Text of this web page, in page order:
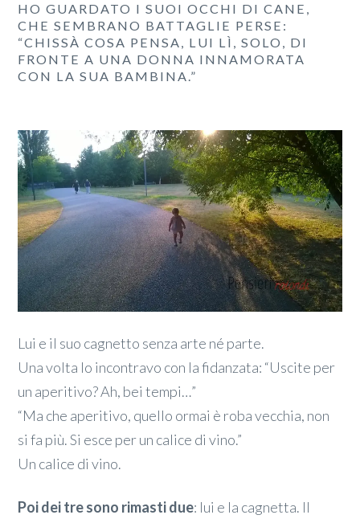
HO GUARDATO I SUOI OCCHI DI CANE,
CHE SEMBRANO BATTAGLIE PERSE:
“CHISSÀ COSA PENSA, LUI LÌ, SOLO, DI
FRONTE A UNA DONNA INNAMORATA
CON LA SUA BAMBINA.”
Lui e il suo cagnetto senza arte né parte.
Una volta lo incontravo con la fidanzata: “Uscite per
un aperitivo? Ah, bei tempi…”
“Ma che aperitivo, quello ormai è roba vecchia, non
si fa più. Si esce per un calice di vino.”
Un calice di vino.
Poi dei tre sono rimasti due: lui e la cagnetta. Il